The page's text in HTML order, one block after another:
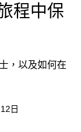
程中保
，以及如何在
日